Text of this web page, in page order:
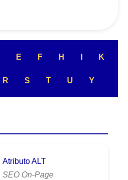
E F H I K
R S T U Y
Atributo ALT
SEO On-Page